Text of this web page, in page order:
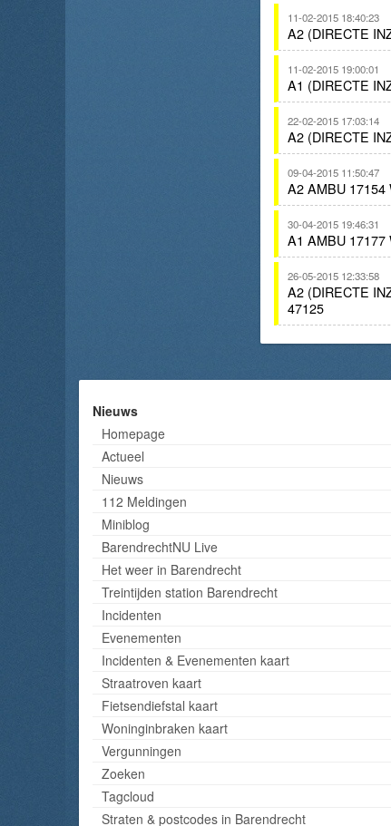
11-02-2015 18:40:23
A2 (DIRECTE
11-02-2015 19:00:01
A1 (DIRECTE
22-02-2015 17:03:14
A2 (DIRECTE
09-04-2015 11:50:47
A2 AMBU 17154
30-04-2015 19:46:31
A1 AMBU 17177
26-05-2015 12:33:58
A2 (DIRECTE
47125
Nieuws
Homepage
Actueel
Nieuws
112 Meldingen
Miniblog
BarendrechtNU Live
Het weer in Barendrecht
Treintijden station Barendrecht
Incidenten
Evenementen
Incidenten & Evenementen kaart
Straatroven kaart
Fietsendiefstal kaart
Woninginbraken kaart
Vergunningen
Zoeken
Tagcloud
Straten & postcodes in Barendrecht